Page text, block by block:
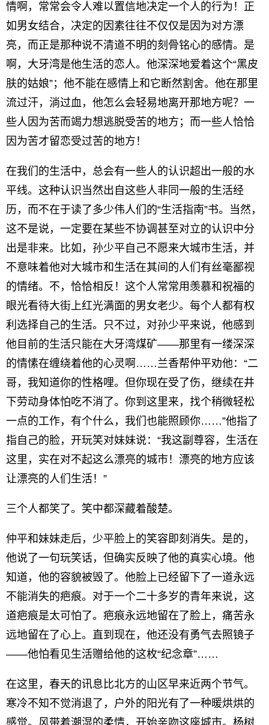
情啊，常常会令人难以置信地决定一个人的行为！正
如男女结合，决定的因素往往不仅仅是因为对方漂
亮，而正是那种说不清道不明的刻骨铭心的感情。是
啊，大牙湾是他生活的恋人。他深深地爱着这个“黑皮
肤的姑娘”；他不能在感情上和它断然割舍。他在那里
流过汗，淌过血，他怎么会轻易地离开那地方呢？一
些人因为苦而竭力想逃脱受苦的地方；而一些人恰恰
因为苦才留恋受过苦的地方！
在我们的生活中，总会有一些人的认识超出一般的水
平线。这种认识当然出自这些人非同一般的生活经
历，而不在于读了多少伟人们的“生活指南”书。当然，
这不是说，一定要在某些不协调甚至对立的认识中分
出是非来。比如，孙少平自己不愿来大城市生活，并
不意味着他对大城市和生活在其间的人们有丝毫鄙视
的情绪。不，恰恰相反！这个人常常用羡慕和祝福的
眼光看待大街上红光满面的男女老少。每个人都有权
利选择自己的生活。只不过，对孙少平来说，他感到
他目前的生活只能在大牙湾煤矿——那里有一缕深深
的情愫在缠绕着他的心灵啊……兰香帮仲平劝他：“二
哥，我知道你的性格哩。但你现在受了伤，继续在井
下劳动身体怕吃不消了。你到这里来，找个稍微轻松
一点的工作，有个什么，我们也能照顾你……”他指了
指自己的脸，开玩笑对妹妹说：“我这副尊容，生活在
这里，实在对不起这么漂亮的城市！漂亮的地方应该
让漂亮的人们生活！”
三个人都笑了。笑中都深藏着酸楚。
仲平和妹妹走后，少平脸上的笑容即刻消失。是的，
他说了一句玩笑话，但确实反映了他的真实心境。他
知道，他的容貌被毁了。他脸上已经留下了一道永远
不能消失的疤痕。对于一个二十多岁的青年来说，这
道疤痕是太可怕了。疤痕永远地留在了脸上，痛苦永
远地留在了心上。直到现在，他还没有勇气去照镜子
——他怕看见生活赠给他的这枚“纪念章”……
在这里，春天的讯息比北方的山区早来近两个节气。
寒冷不知不觉消退了，户外的阳光有了一种暖烘烘的
感觉。风带着潮湿的柔情，开始亲吻这座城市。杨树